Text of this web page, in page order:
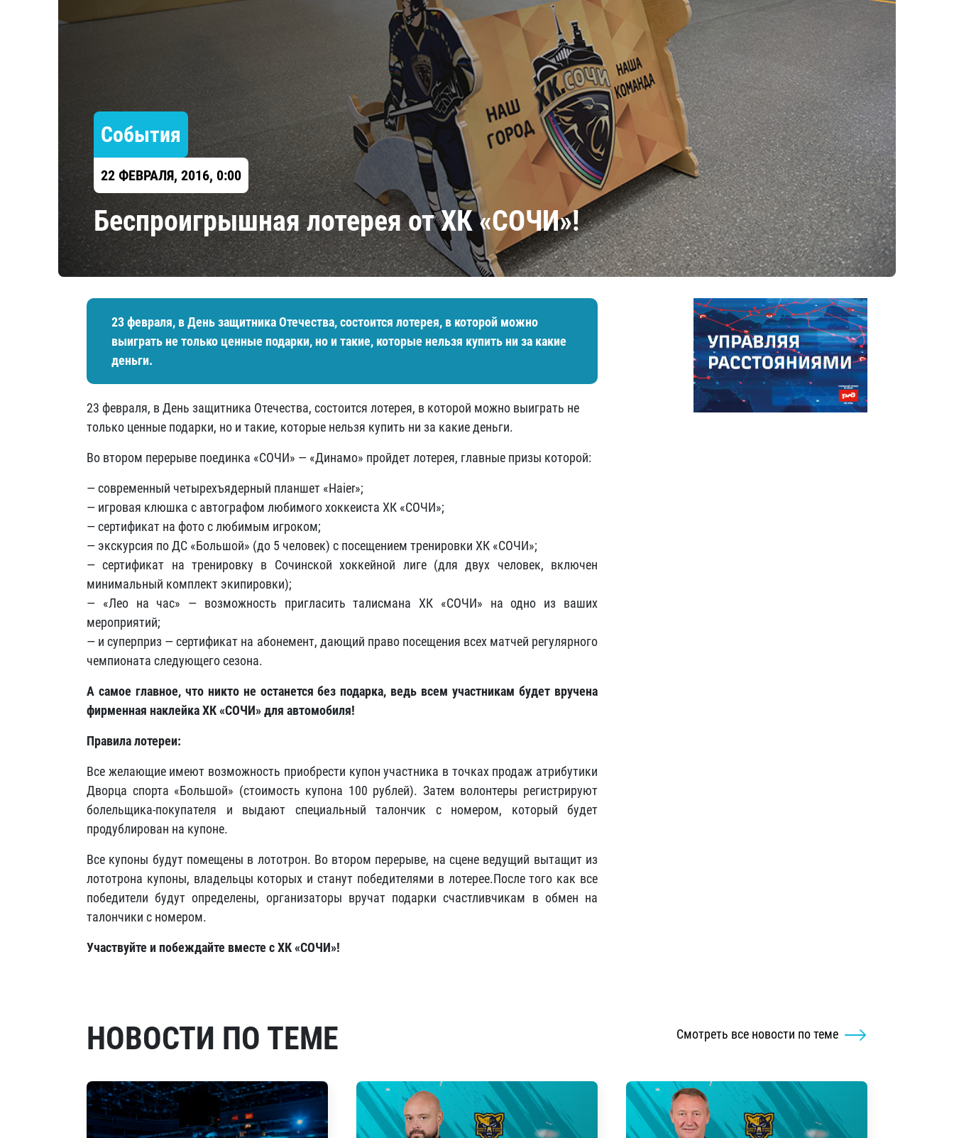
Локомотив
Барыс
Салават Юлаев
Сибирь
События
22 ФЕВРАЛЯ, 2016, 0:00
Беспроигрышная лотерея от ХК «СОЧИ»!
23 февраля, в День защитника Отечества, состоится лотерея, в которой можно
выиграть не только ценные подарки, но и такие, которые нельзя купить ни за какие
деньги.
23 февраля, в День защитника Отечества, состоится лотерея, в которой можно выиграть не
только ценные подарки, но и такие, которые нельзя купить ни за какие деньги.
Во втором перерыве поединка «СОЧИ» — «Динамо» пройдет лотерея, главные призы которой:
— современный четырехъядерный планшет «Haier»;
— игровая клюшка с автографом любимого хоккеиста ХК «СОЧИ»;
— сертификат на фото с любимым игроком;
— экскурсия по ДС «Большой» (до 5 человек) с посещением тренировки ХК «СОЧИ»;
— сертификат на тренировку в Сочинской хоккейной лиге (для двух человек, включен
минимальный комплект экипировки);
— «Лео на час» — возможность пригласить талисмана ХК «СОЧИ» на одно из ваших
мероприятий;
— и суперприз — сертификат на абонемент, дающий право посещения всех матчей регулярного
чемпионата следующего сезона.
А самое главное, что никто не останется без подарка, ведь всем участникам будет вручена
фирменная наклейка ХК «СОЧИ» для автомобиля!
Правила лотереи:
Все желающие имеют возможность приобрести купон участника в точках продаж атрибутики
Дворца спорта «Большой» (стоимость купона 100 рублей). Затем волонтеры регистрируют
болельщика-покупателя и выдают специальный талончик с номером, который будет
продублирован на купоне.
Все купоны будут помещены в лототрон. Во втором перерыве, на сцене ведущий вытащит из
лототрона купоны, владельцы которых и станут победителями в лотерее.После того как все
победители будут определены, организаторы вручат подарки счастливчикам в обмен на
талончики с номером.
Участвуйте и побеждайте вместе с ХК «СОЧИ»!
НОВОСТИ ПО ТЕМЕ Смотреть все новости по теме